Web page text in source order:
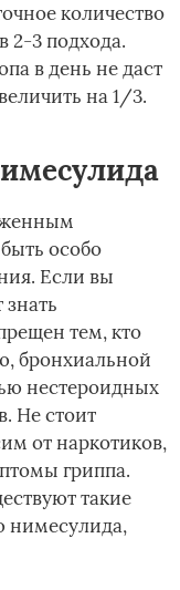
количество
2-3 подхода.
в день не даст
на 1/3.
особо
Если вы
тем, кто
бронхиальной
нестероидных
Не стоит
от наркотиков,
гриппа.
такие
нимесулида,